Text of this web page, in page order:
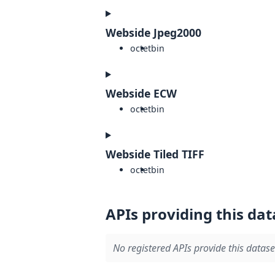
Webside Jpeg2000
octetbin
Webside ECW
octetbin
Webside Tiled TIFF
octetbin
APIs providing this
No registered APIs provide this